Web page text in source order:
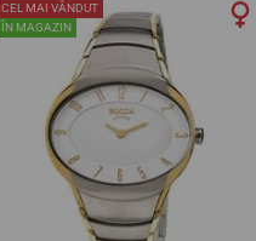
CEL MAI VÂNDUT
ÎN MAGAZIN